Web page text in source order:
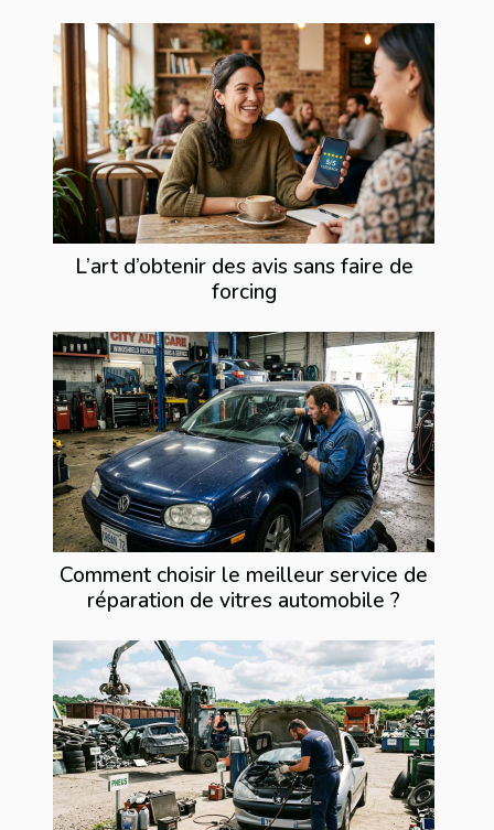
L’art d’obtenir des avis sans faire de
forcing
Comment choisir le meilleur service de
réparation de vitres automobile ?